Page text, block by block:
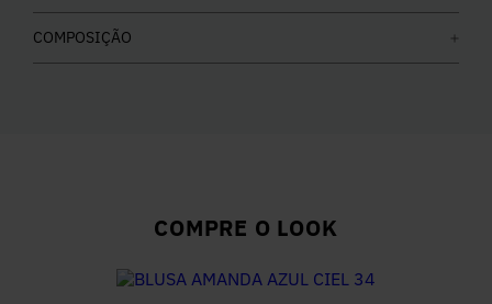
COMPOSIÇÃO
COMPRE O LOOK
Calça Jeans